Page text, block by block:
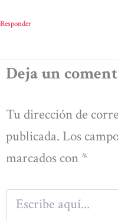
Responder
Deja un
Tu dirección de
publicada. Los
marcados con *
Escribe
aquí...